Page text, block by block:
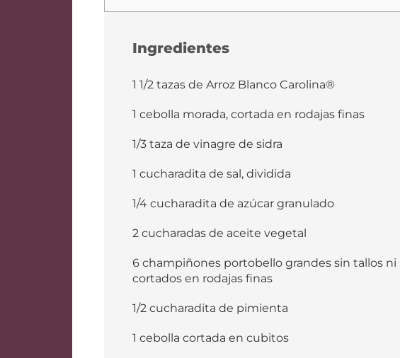
Ingredientes
1 1/2 tazas de Arroz Blanco Carolina®
1 cebolla morada, cortada en rodajas finas
1/3 taza de vinagre de sidra
1 cucharadita de sal, dividida
1/4 cucharadita de azúcar granulado
2 cucharadas de aceite vegetal
6 champiñones portobello grandes sin tallos ni
cortados en rodajas finas
1/2 cucharadita de pimienta
1 cebolla cortada en cubitos